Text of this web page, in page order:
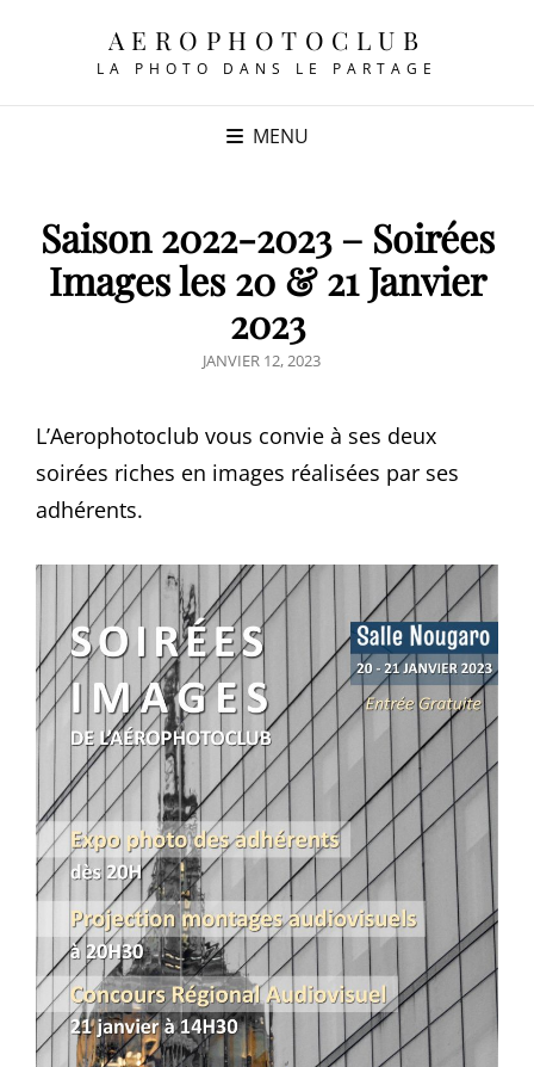
AEROPHOTOCLUB
LA PHOTO DANS LE PARTAGE
MENU
Saison 2022-2023 – Soirées
Images les 20 & 21 Janvier
2023
POSTED
JANVIER 12, 2023
L’Aerophotoclub vous convie à ses deux
soirées riches en images réalisées par ses
adhérents.